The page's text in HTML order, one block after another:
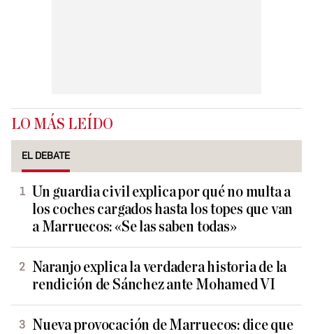
LO MÁS LEÍDO
EL DEBATE
Un guardia civil explica por qué no multa a
los coches cargados hasta los topes que van
a Marruecos: «Se las saben todas»
Naranjo explica la verdadera historia de la
rendición de Sánchez ante Mohamed VI
Nueva provocación de Marruecos: dice que